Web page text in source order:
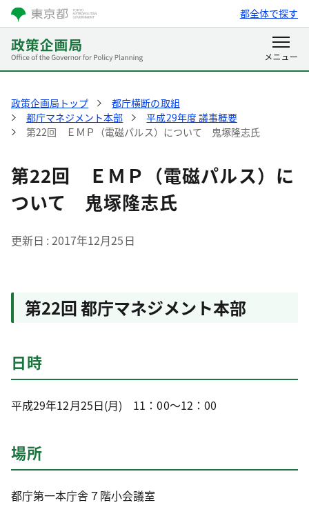
都全体で探す
政策企画局トップ
都庁横断の取組
都庁マネジメント本部
平成29年度 議事概要
第22回 ＥＭＰ（電磁パルス）について 鬼塚隆志氏
第22回 ＥＭＰ（電磁パルス）に
ついて 鬼塚隆志氏
更新日 2017年12月25日
第22回 都庁マネジメント本部
日時
平成29年12月25日(月) 11：00～12：00
場所
都庁第一本庁舎７階小会議室